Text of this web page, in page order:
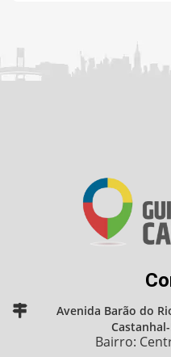
Avenida Barão do
Castanhal-
Bairro: